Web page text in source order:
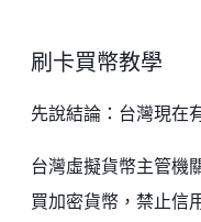
刷卡買幣教學
先說結論：台灣現在
台灣虛擬貨幣主管機
買加密貨幣，禁止信